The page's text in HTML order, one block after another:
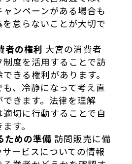
ンペーンがある場合も
怠らないことが大切で
者の権利 大宮の消費者
度を活用することで訪
きる権利があります。
、冷静になって考え直
きます。法律を理解
切に行動することで自
す。
ための準備 訪問販売に備
ービスについての情報